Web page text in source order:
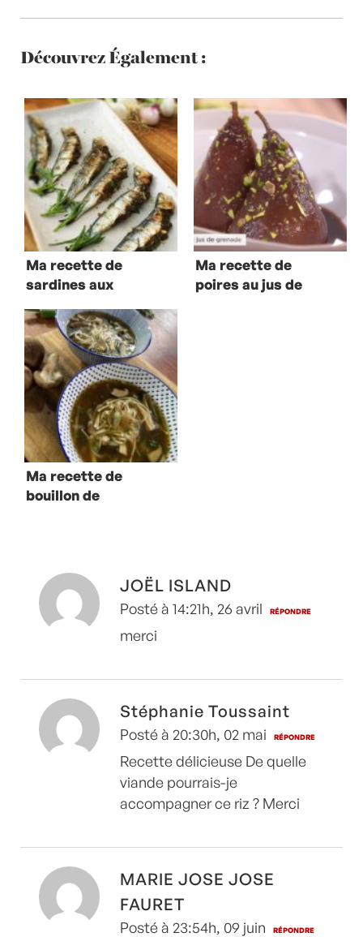
Découvrez Également :
Ma recette de
sardines aux
Ma recette de
poires au jus de
Ma recette de
bouillon de
JOËL ISLAND
Posté à 14:21h, 26 avril RÉPONDRE
merci
Stéphanie Toussaint
Posté à 20:30h, 02 mai RÉPONDRE
Recette délicieuse De quelle
viande pourrais-je
accompagner ce riz ? Merci
MARIE JOSE JOSE
FAURET
Posté à 23:54h, 09 juin RÉPONDRE